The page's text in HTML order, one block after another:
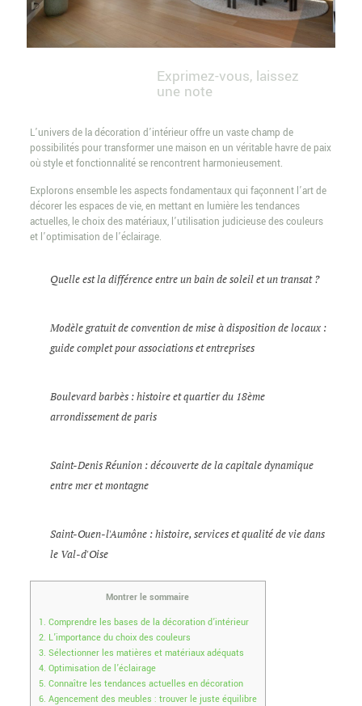
Exprimez-vous, laissez
une note
L’univers de la décoration d’intérieur offre un vaste champ de
possibilités pour transformer une maison en un véritable havre de paix
où style et fonctionnalité se rencontrent harmonieusement.
Explorons ensemble les aspects fondamentaux qui façonnent l’art de
décorer les espaces de vie, en mettant en lumière les tendances
actuelles, le choix des matériaux, l’utilisation judicieuse des couleurs
et l’optimisation de l’éclairage.
Quelle est la différence entre un bain de soleil et un transat ?
Modèle gratuit de convention de mise à disposition de locaux :
guide complet pour associations et entreprises
Boulevard barbès : histoire et quartier du 18ème
arrondissement de paris
Saint-Denis Réunion : découverte de la capitale dynamique
entre mer et montagne
Saint-Ouen-l'Aumône : histoire, services et qualité de vie dans
le Val-d'Oise
Montrer le sommaire
1. Comprendre les bases de la décoration d’intérieur
2. L’importance du choix des couleurs
3. Sélectionner les matières et matériaux adéquats
4. Optimisation de l’éclairage
5. Connaître les tendances actuelles en décoration
6. Agencement des meubles : trouver le juste équilibre